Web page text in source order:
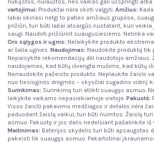
nukąstos, nulaužtos, nes vaikas gali užspringti
vartojimui: Produktai nėra skirti valgyti. Amžius:
labai skiriasi netgi to paties amžiaus grupėse,
prižiūri, turi būti labai atsargūs nustatant, kuri
saugi. Naudoti prižiūrint suaugusiesiems. Netinka
Oro sąlygos ir ugnis: Nelaikykite produkto
ar šalia ugnies. Naudojimas: Naudokite produktą tik
Nepaisykite rekomendacijų dėl naudotojo amžiaus.
naudojamas, kad būtų išvengta mušimo, kad būtų
Nenaudokite pažeisto produkto. Neplaukite žaislo
nuo tiesioginės drėgmės – skysčiai sugadins vidinį
Surinkimas: Surinkimą turi atlikti suaugęs asmuo.
laikykite vaikams nepasiekiamoje vietoje. Pakuotė:
Visos žaislо pakavimo medžiagos ir detalės nėra
paduodant žaislą vaikui, turi būti nuimtos. Žaislą
asmuo. Pakuotę ir jos dalis nedelsiant pašalinkite
Maitinimas: Baterijos skydelis turi būti apsaugotas
pakeisti tik suaugęs asmuo. Pakartotinai